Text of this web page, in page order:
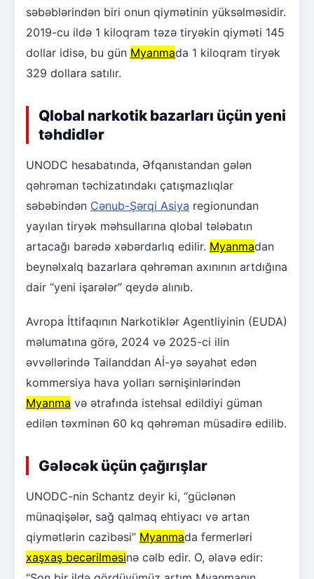
səbəblərindən biri onun qiymətinin yüksəlməsidir.
2019-cu ildə 1 kiloqram təzə tiryəkin qiyməti 145
dollar idisə, bu gün Myanmada 1 kiloqram tiryək
329 dollara satılır.
Qlobal narkotik bazarları üçün yeni
təhdidlər
UNODC hesabatında, Əfqanıstandan gələn
qəhrəman təchizatındakı çatışmazlıqlar
səbəbindən Cənub-Şərqi Asiya regionundan
yayılan tiryək məhsullarına qlobal tələbatın
artacağı barədə xəbərdarlıq edilir. Myanmadan
beynəlxalq bazarlara qəhrəman axınının artdığına
dair “yeni işarələr” qeydə alınıb.
Avropa İttifaqının Narkotiklər Agentliyinin (EUDA)
məlumatına görə, 2024 və 2025-ci ilin
əvvəllərində Tailanddan Aİ-yə səyahət edən
kommersiya hava yolları sərnişinlərindən
Myanma və ətrafında istehsal edildiyi güman
edilən təxminən 60 kq qəhrəman müsadirə edilib.
Gələcək üçün çağırışlar
UNODC-nin Schantz deyir ki, “güclənən
münaqişələr, sağ qalmaq ehtiyacı və artan
qiymətlərin cazibəsi” Myanmada fermerləri
xaşxaş becərilməsinə cəlb edir. O, əlavə edir: